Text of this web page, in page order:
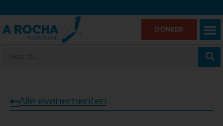
DONEER
Alle evenementen